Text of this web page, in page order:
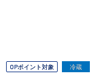
OPポイント対象 冷蔵